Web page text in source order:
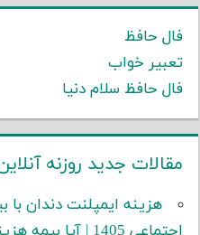
فال حافظ
تعبیر خواب
فال حافظ سلام دنیا
مقالات جدید روزنه
هزینه ایمپلنت دندان با